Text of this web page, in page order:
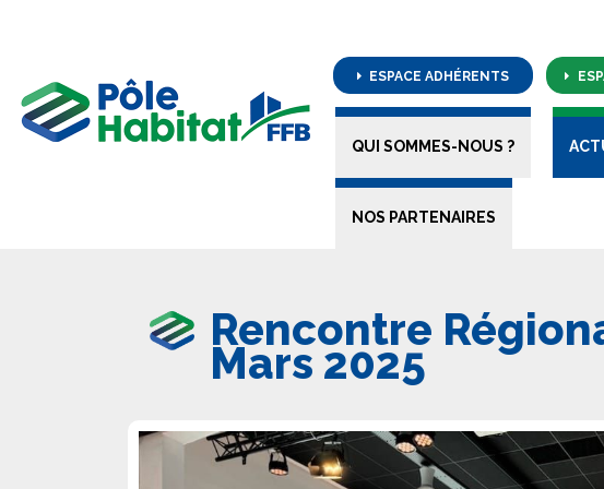
ESPACE ADHÉRENTS
QUI SOMMES-NOUS ?
NOS PARTENAIRES
Rencontre
Mars 2025